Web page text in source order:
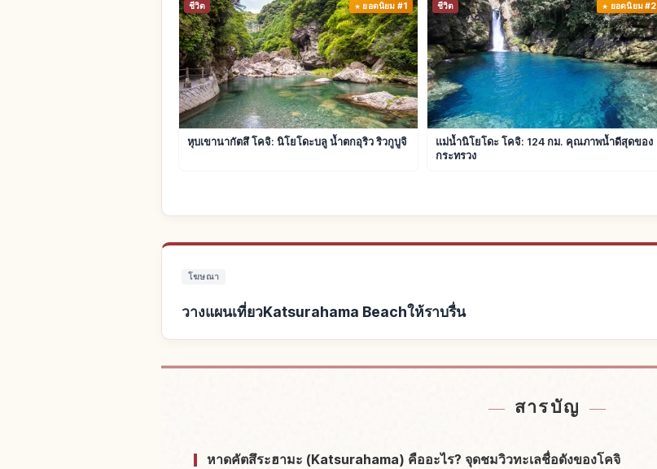
ชีวิต ยอดนิยม #1
หุบเขานากัตสึ โคจิ: นิโยโดะบลู น้ำตกอุริว ริวกูบูจิ
ชีวิต ยอดนิยม #2
แม่น้ำนิโยโดะ โคจิ: 124 กม. คุณภาพน้ำดีสุดของ
กระทรวง
โฆษณา
วางแผนเที่ยวKatsurahama Beachให้ราบรื่น
สารบัญ
หาดคัตสึระฮามะ (Katsurahama) คืออะไร? จุดชมวิวทะเลชื่อดังของโคจิ